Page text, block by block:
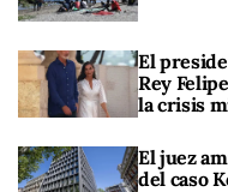
El
Rey
la crisis
El juez
del caso